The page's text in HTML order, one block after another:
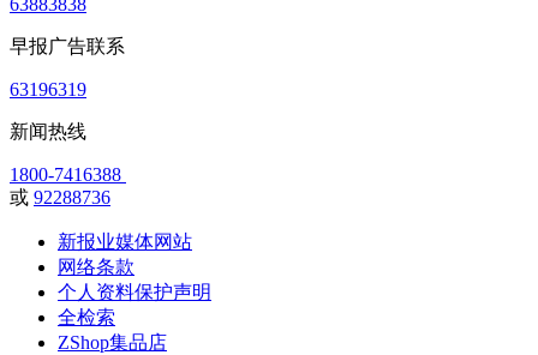
早报广告联系
63196319
新闻热线
1800-7416388
或 92288736
新报业媒体网站
网络条款
个人资料保护声明
全检索
ZShop集品店